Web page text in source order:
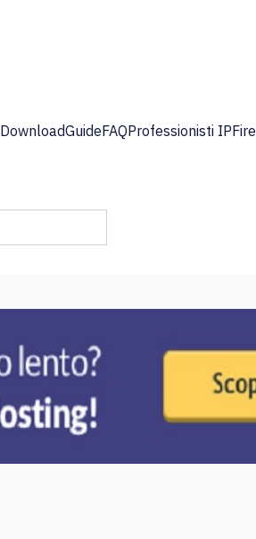
DownloadGuideFAQProfessionisti IPFire